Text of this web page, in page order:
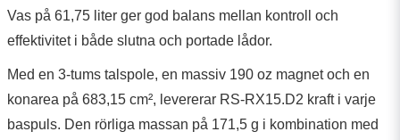
Vas på 61,75 liter ger god balans mellan kontroll och
effektivitet i både slutna och portade lådor.
Med en 3-tums talspole, en massiv 190 oz magnet och en
konarea på 683,15 cm², levererar RS-RX15.D2 kraft i varje
baspuls. Den rörliga massan på 171,5 g i kombination med